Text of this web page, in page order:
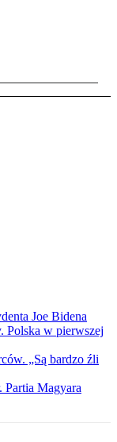
Joe Bidena
Polska w pierwszej
„Są bardzo źli
Partia Magyara